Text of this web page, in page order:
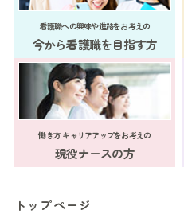
看護職への興味や進路をお考えの
今から看護職を目指す方
働き方 キャリアアップをお考えの
現役ナースの方
トップページ